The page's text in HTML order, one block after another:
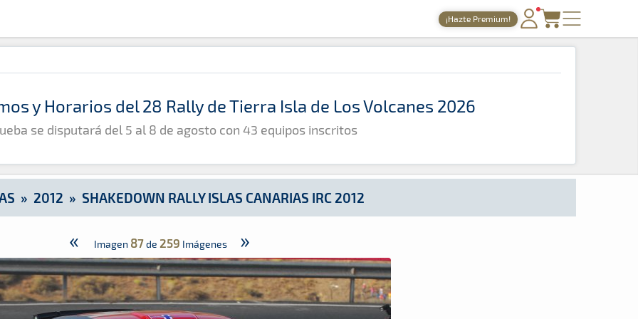
¡Hazte Premium!
PORTADA
TIEMPOS ONLINE
GALERÍAS
ARCHIVO
IRC 2012
y Horarios del 28 Rally de Tierra Isla de Los Volcanes 2026
se disputará del 5 al 8 de agosto con 43 equipos inscritos
» 2012 » SHAKEDOWN RALLY ISLAS CANARIAS IRC 2012
« Imagen 87de 259 Imágenes »